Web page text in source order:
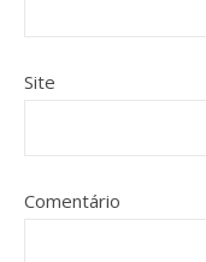
Site
Comentário